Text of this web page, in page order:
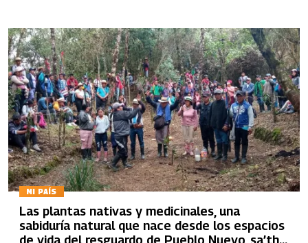
MI PAÍS
Las plantas nativas y medicinales, una
sabiduría natural que nace desde los espacios
de vida del resguardo de Pueblo Nuevo, sa’th